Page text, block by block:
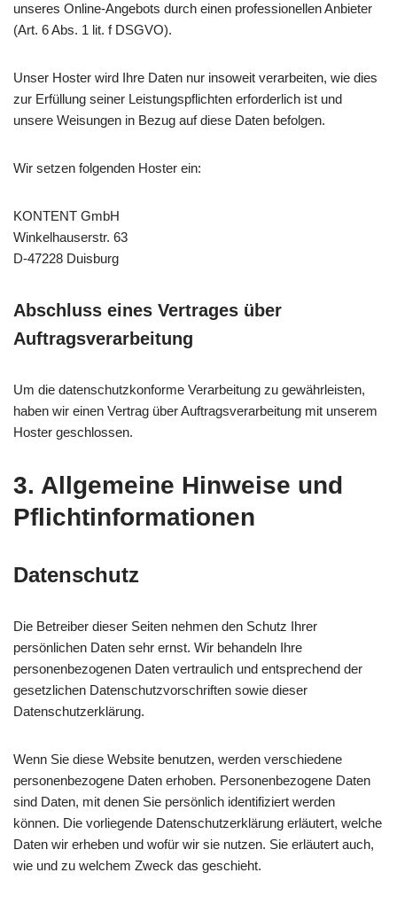
unseres Online-Angebots durch einen professionellen Anbieter
(Art. 6 Abs. 1 lit. f DSGVO).
Unser Hoster wird Ihre Daten nur insoweit verarbeiten, wie dies
zur Erfüllung seiner Leistungspflichten erforderlich ist und
unsere Weisungen in Bezug auf diese Daten befolgen.
Wir setzen folgenden Hoster ein:
KONTENT GmbH
Win­kel­hau­ser­str. 63
D-47228 Duis­burg
Abschluss eines Vertrages über
Auftragsverarbeitung
Um die datenschutzkonforme Verarbeitung zu gewährleisten,
haben wir einen Vertrag über Auftragsverarbeitung mit unserem
Hoster geschlossen.
3. Allgemeine Hinweise und
Pflicht­informationen
Datenschutz
Die Betreiber dieser Seiten nehmen den Schutz Ihrer
persönlichen Daten sehr ernst. Wir behandeln Ihre
personenbezogenen Daten vertraulich und entsprechend der
gesetzlichen Datenschutzvorschriften sowie dieser
Datenschutzerklärung.
Wenn Sie diese Website benutzen, werden verschiedene
personenbezogene Daten erhoben. Personenbezogene Daten
sind Daten, mit denen Sie persönlich identifiziert werden
können. Die vorliegende Datenschutzerklärung erläutert, welche
Daten wir erheben und wofür wir sie nutzen. Sie erläutert auch,
wie und zu welchem Zweck das geschieht.